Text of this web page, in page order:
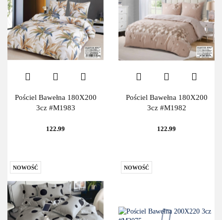
Pościel Bawełna 180X200
3cz #M1983
122.99
Pościel Bawełna 180X200
3cz #M1982
122.99
NOWOŚĆ NOWOŚĆ